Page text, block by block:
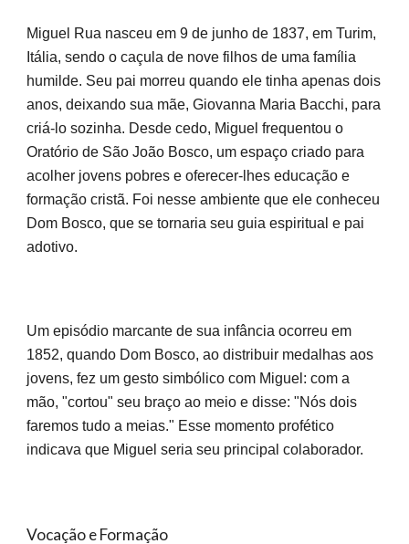
Miguel Rua nasceu em 9 de junho de 1837, em Turim,
Itália, sendo o caçula de nove filhos de uma família
humilde. Seu pai morreu quando ele tinha apenas dois
anos, deixando sua mãe, Giovanna Maria Bacchi, para
criá-lo sozinha. Desde cedo, Miguel frequentou o
Oratório de São João Bosco, um espaço criado para
acolher jovens pobres e oferecer-lhes educação e
formação cristã. Foi nesse ambiente que ele conheceu
Dom Bosco, que se tornaria seu guia espiritual e pai
adotivo.
Um episódio marcante de sua infância ocorreu em
1852, quando Dom Bosco, ao distribuir medalhas aos
jovens, fez um gesto simbólico com Miguel: com a
mão, "cortou" seu braço ao meio e disse: "Nós dois
faremos tudo a meias." Esse momento profético
indicava que Miguel seria seu principal colaborador.
Vocação e Formação